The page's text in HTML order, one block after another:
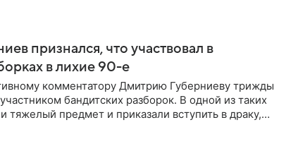
признался, что участвовал в
в лихие 90-е
комментатору Дмитрию Губерниеву трижды
бандитских разборок. В одной из таких
тяжелый предмет и приказали вступить в драку,